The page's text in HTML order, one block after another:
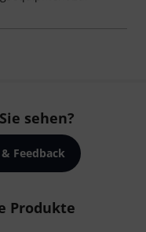
sehen?
Feedback
Produkte